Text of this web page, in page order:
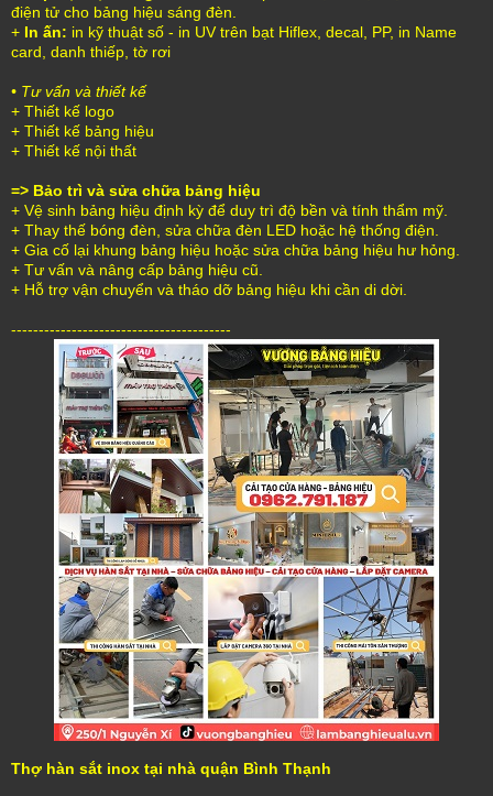
điện tử cho bảng hiệu sáng đèn.
+ In ấn: in kỹ thuật số - in UV trên bạt Hiflex, decal, PP, in Name
card, danh thiếp, tờ rơi
• Tư vấn và thiết kế
+ Thiết kế logo
+ Thiết kế bảng hiệu
+ Thiết kế nội thất
=> Bảo trì và sửa chữa bảng hiệu
+ Vệ sinh bảng hiệu định kỳ để duy trì độ bền và tính thẩm mỹ.
+ Thay thế bóng đèn, sửa chữa đèn LED hoặc hệ thống điện.
+ Gia cố lại khung bảng hiệu hoặc sửa chữa bảng hiệu hư hỏng.
+ Tư vấn và nâng cấp bảng hiệu cũ.
+ Hỗ trợ vận chuyển và tháo dỡ bảng hiệu khi cần di dời.
----------------------------------------
Thợ hàn sắt inox tại nhà quận Bình Thạnh